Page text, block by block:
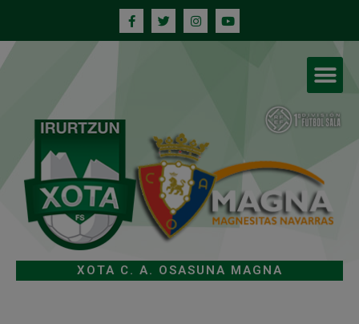
XOTA C. A. OSASUNA MAGNA